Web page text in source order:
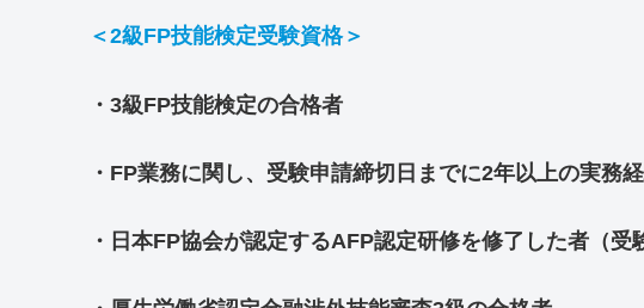
＜2級FP技能検定受験資格＞
・3級FP技能検定の合格者
・FP業務に関し、受験申請締切日までに2年以上の実務
・日本FP協会が認定するAFP認定研修を修了した者（受